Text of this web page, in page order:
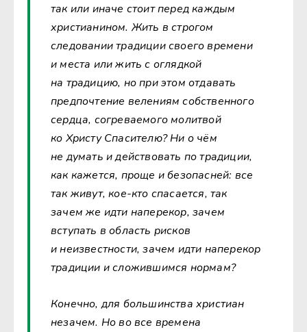
так или иначе стоит перед каждым
христианином. Жить в строгом
следовании традиции своего времени
и места или жить с оглядкой
на традицию, но при этом отдавать
предпочтение велениям собственного
сердца, согреваемого молитвой
ко Христу Спасителю? Ни о чём
не думать и действовать по традиции,
как кажется, проще и безопасней: все
так живут, кое-кто спасается, так
зачем же идти наперекор, зачем
вступать в область рисков
и неизвестности, зачем идти наперекор
традиции и сложившимся нормам?
Конечно, для большинства христиан
незачем. Но во все времена